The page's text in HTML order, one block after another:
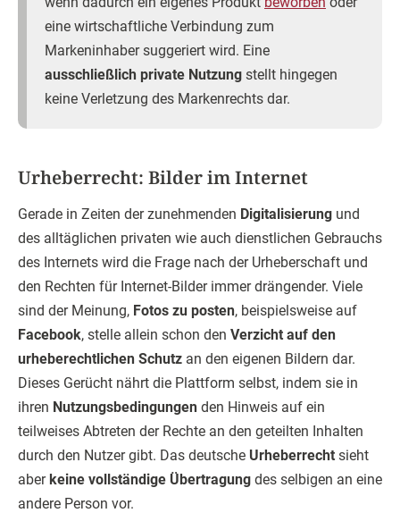
eine wirtschaftliche Verbindung zum
Markeninhaber suggeriert wird. Eine
ausschließlich private Nutzung stellt hingegen
keine Verletzung des Markenrechts dar.
Urheberrecht: Bilder im Internet
Gerade in Zeiten der zunehmenden Digitalisierung und
des alltäglichen privaten wie auch dienstlichen Gebrauchs
des Internets wird die Frage nach der Urheberschaft und
den Rechten für Internet-Bilder immer drängender. Viele
sind der Meinung, Fotos zu posten, beispielsweise auf
Facebook, stelle allein schon den Verzicht auf den
urheberechtlichen Schutz an den eigenen Bildern dar.
Dieses Gerücht nährt die Plattform selbst, indem sie in
ihren Nutzungsbedingungen den Hinweis auf ein
teilweises Abtreten der Rechte an den geteilten Inhalten
durch den Nutzer gibt. Das deutsche Urheberrecht sieht
aberkeine vollständige Übertragung des selbigen an eine
andere Person vor.